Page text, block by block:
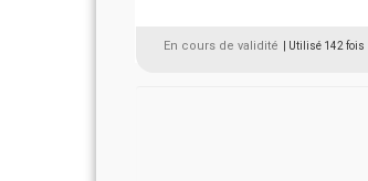
En cours de validité | Utilisé 142 fois